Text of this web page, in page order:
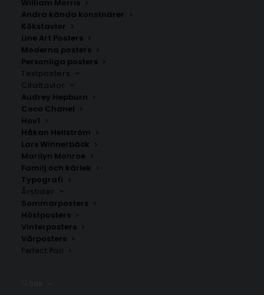
William Morris
Andra kända konstnärer
Kökstavlor
Line Art Posters
Moderna posters
Personliga posters
Textposters
Citattavlor
Audrey Hepburn
Coco Chanel
Hov1
Håkan Hellström
Lars Winnerbäck
Marilyn Monroe
Familj och kärlek
Typografi
Årstider
Sommarposters
Höstposters
Vinterposters
Vårposters
Perfect Pair
Christmas time Poster
Fr.149.00kr